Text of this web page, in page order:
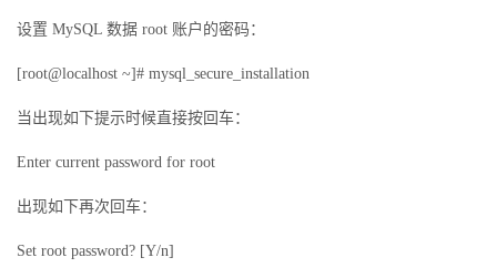
设置 MySQL 数据 root 账户的密码：
[root@localhost ~]# mysql_secure_installation
当出现如下提示时候直接按回车：
Enter current password for root
出现如下再次回车：
Set root password? [Y/n]